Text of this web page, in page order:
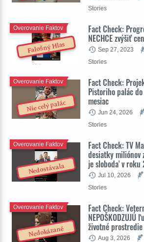
Stories
Falošný Hlas
Fact Check:
NECHCE zvýšiť
Overovanie Faktov
Sep 27, 2023
Stories
Nie celý palác
Fact Check:
Pistoriho palác
mesiac
Overovanie Faktov
Jun 24, 2026
Stories
Nedostávala
Fact Check: TV
desiatky miliónov
je sloboda' v roku
Overovanie Faktov
Jul 10, 2026
Stories
Nedokázané
Fact Check:
životné prostredie
Overovanie Faktov
Aug 3, 2026